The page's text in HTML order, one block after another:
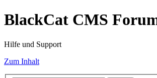
BlackCat CMS
Hilfe und Support
Zum Inhalt